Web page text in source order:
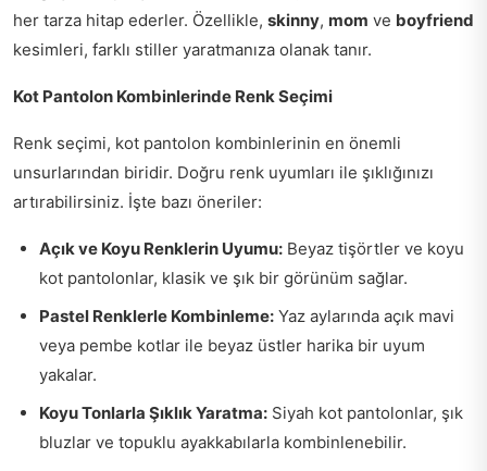
her tarza hitap ederler. Özellikle, skinny, mom ve boyfriend
kesimleri, farklı stiller yaratmanıza olanak tanır.
Kot Pantolon Kombinlerinde Renk Seçimi
Renk seçimi, kot pantolon kombinlerinin en önemli
unsurlarından biridir. Doğru renk uyumları ile şıklığınızı
artırabilirsiniz. İşte bazı öneriler:
Açık ve Koyu Renklerin Uyumu: Beyaz tişörtler ve koyu
kot pantolonlar, klasik ve şık bir görünüm sağlar.
Pastel Renklerle Kombinleme: Yaz aylarında açık mavi
veya pembe kotlar ile beyaz üstler harika bir uyum
yakalar.
Koyu Tonlarla Şıklık Yaratma: Siyah kot pantolonlar, şık
bluzlar ve topuklu ayakkabılarla kombinlenebilir.